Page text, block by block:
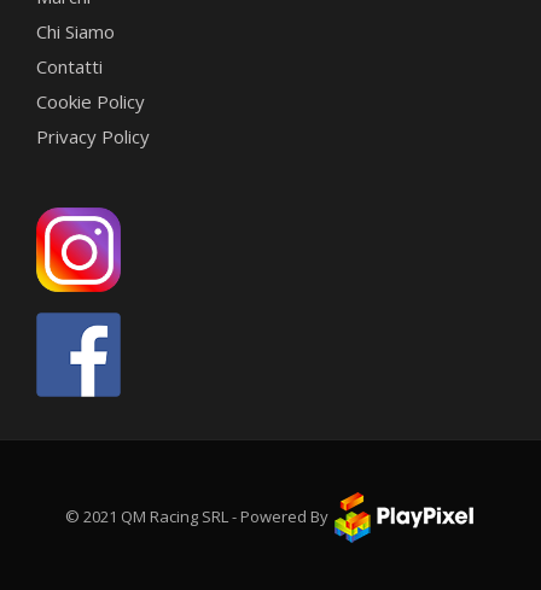
Chi Siamo
Contatti
Cookie Policy
Privacy Policy
© 2021 QM Racing SRL - Powered By